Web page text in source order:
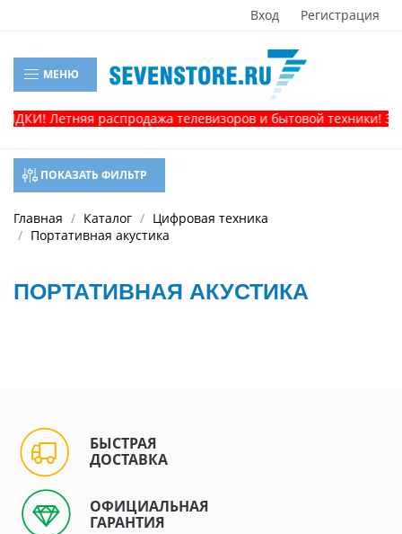
Вход Регистрация
МЕНЮ
Летняя распродажа телевизоров и бытовой техники!
ПОКАЗАТЬ ФИЛЬТР
Главная Каталог
Цифровая техника
Портативная акустика
ПОРТАТИВНАЯ АКУСТИКА
БЫСТРАЯ
ДОСТАВКА
ОФИЦИАЛЬНАЯ
ГАРАНТИЯ